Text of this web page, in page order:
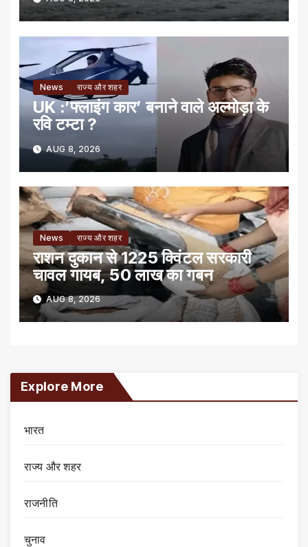
News राज्य और शहर
UK :’फ्लाइंग कार’ बनाने वाले अल्मोड़ा के
रवि टम्टा ?
AUG 8, 2026
News राज्य और शहर
राशन दुकान से 1225 क्विंटल सरकारी
चावल गायब, 50 लाख का गबन
AUG 8, 2026
Explore More
भारत
राज्य और शहर
राजनीति
चुनाव